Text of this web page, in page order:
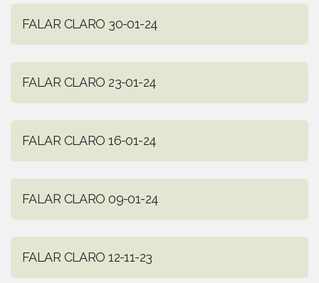
FALAR CLARO 30-01-24
FALAR CLARO 23-01-24
FALAR CLARO 16-01-24
FALAR CLARO 09-01-24
FALAR CLARO 12-11-23